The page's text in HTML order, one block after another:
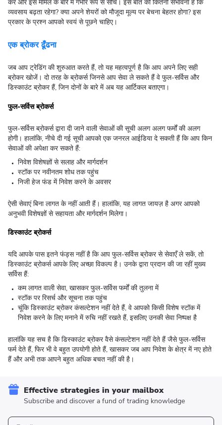
करें और इस मामले के बारे में गंभीर रूप से सोचें। इस बात की कितनी संभावना है कि
व्यवसाय बढ़ता रहेगा? क्या अपने शेयरों को मौजूदा मूल्य पर बेचना बेहतर होगा? इस
प्रकार के प्रश्न आपको स्वयं से पूछने चाहिए।
एक ब्रोकर ढूँढना
जब आप ट्रेडिंग की शुरुआत करते हैं, तो यह महत्वपूर्ण है कि आप अपने लिए सही
ब्रोकर खोजें। दो तरह के ब्रोकर्स जिनसे आप सेवा ले सकते हैं वे फुल-सर्विस और
डिस्काउंट ब्रोकर हैं, जिन दोनों के बारे में अब यह आर्टिकल बताएगा।
फुल-सर्विस ब्रोकर्स
फुल-सर्विस ब्रोकर्स द्वारा दी जाने वाली सेवाओं की सूची अलग अलग फर्मों की अलग
होगी। हालांकि, नीचे दी गई सूची आपको एक जनरल आईडिया दे सकती हैं कि आप किन
सेवाओं की अपेक्षा कर सकते हैं:
निवेश विशेषज्ञों से सलाह और मार्गदर्शन
स्टॉक पर नवीनतम शोध तक पहुंच
निजी हेज फंड में निवेश करने के अवसर
ऐसी सेवाएं बिना लागत के नहीं आती हैं। हालांकि, यह लागत जायज़ है अगर आपको
अनुभवी विशेषज्ञों से सहायता और मार्गदर्शन मिलेगा।
डिस्काउंट ब्रोकर्स
यदि आपके पास इतने फंड्स नहीं है कि आप फुल-सर्विस ब्रोकर से सेवाएँ ले सकें, तो
डिस्काउंट ब्रोकर्स आपके लिए अच्छा विकल्प है। उनके द्वारा प्रदान की जा रहीं मुख्य
सर्विस हैं:
कम लागत वाली सेवा, खासकर फुल-सर्विस फर्मों की तुलना में
स्टॉक पर रिसर्च और सूचना तक पहुंच
चूंकि डिस्काउंट ब्रोकर कंसल्टेशन नहीं देते हैं, वे आपको किसी विशेष स्टॉक में
निवेश करने के लिए मनाने में रुचि नहीं रखते हैं, इसलिए उनकी सेवा निष्पक्ष है
हालांकि यह सच है कि डिस्काउंट ब्रोकर वैसे कंसल्टेशन नहीं देते हैं जैसे फुल-सर्विस
फर्म देते हैं, फिर भी वे बहुत उपयोगी होते हैं, खासकर जब आप निवेश के क्षेत्र में नए होते
हैं और अभी तक आपने बहुत अधिक बचत नहीं की है।
Effective strategies in your mailbox
Subscribe and discover a fund of trading knowledge